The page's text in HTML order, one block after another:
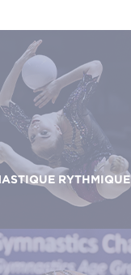
RYTHMIQUE